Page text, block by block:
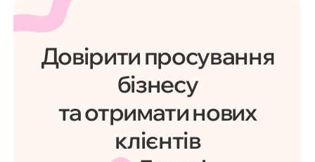
Довірити просування
бізнесу
та отримати нових
клієнтів